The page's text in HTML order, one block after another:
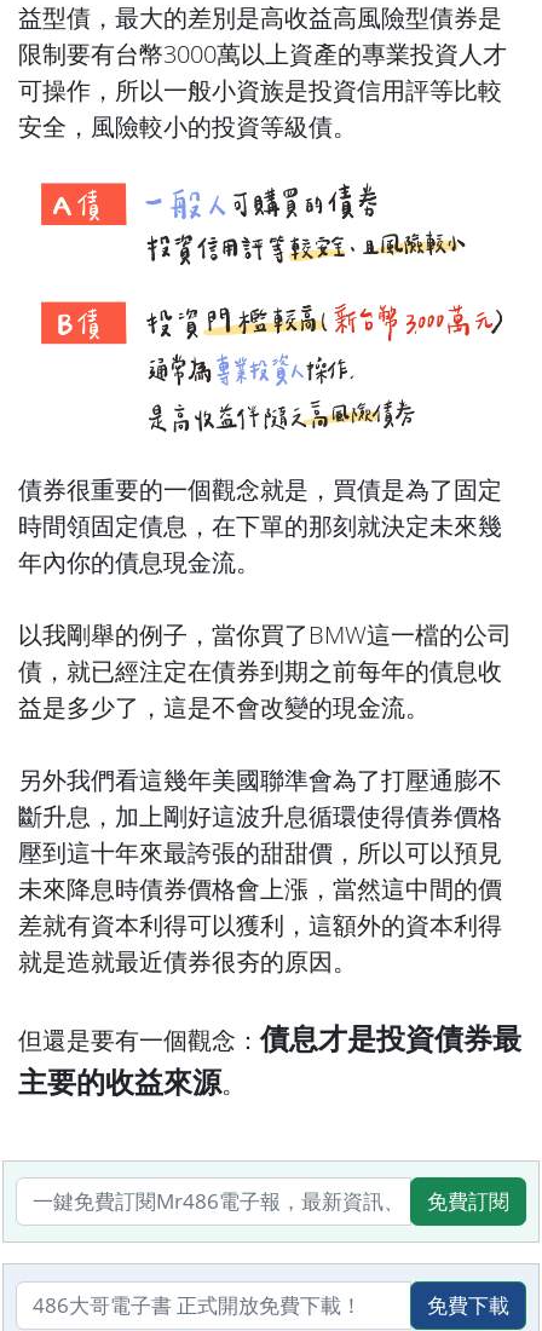
益型債，最大的差別是高收益高風險型債券是
限制要有台幣3000萬以上資產的專業投資人才
可操作，所以一般小資族是投資信用評等比較
安全，風險較小的投資等級債。
債券很重要的一個觀念就是，買債是為了固定
時間領固定債息，在下單的那刻就決定未來幾
年內你的債息現金流。
以我剛舉的例子，當你買了BMW這一檔的公司
債，就已經注定在債券到期之前每年的債息收
益是多少了，這是不會改變的現金流。
另外我們看這幾年美國聯準會為了打壓通膨不
斷升息，加上剛好這波升息循環使得債券價格
壓到這十年來最誇張的甜甜價，所以可以預見
未來降息時債券價格會上漲，當然這中間的價
差就有資本利得可以獲利，這額外的資本利得
就是造就最近債券很夯的原因。
但還是要有一個觀念：債息才是投資債券最
主要的收益來源。
免費訂閱
免費下載